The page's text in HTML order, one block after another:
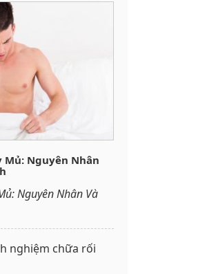
Mủ: Nguyên Nhân
Nguyên Nhân Và
nghiệm chữa rối